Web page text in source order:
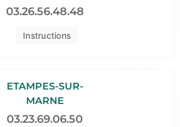
Instructions
03.26.56.48.48
ETAMPES-SUR-
MARNE
03.23.69.06.50